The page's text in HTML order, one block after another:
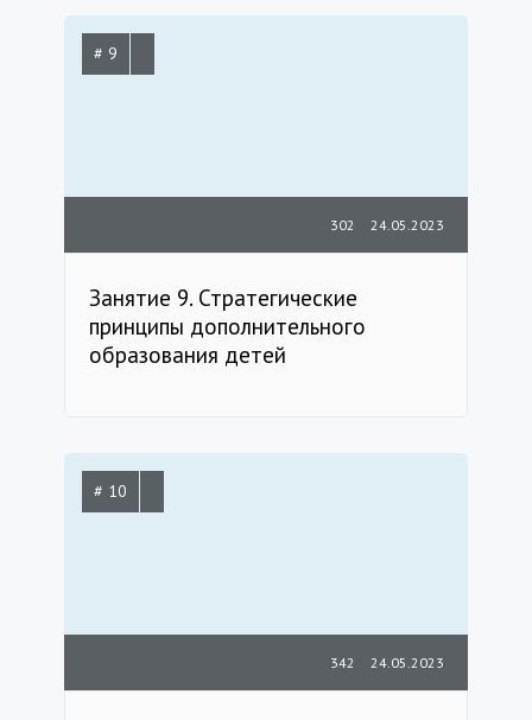
# 9
24.05.2023
302
Занятие 9. Стратегические
принципы дополнительного
образования детей
# 10
24.05.2023
342